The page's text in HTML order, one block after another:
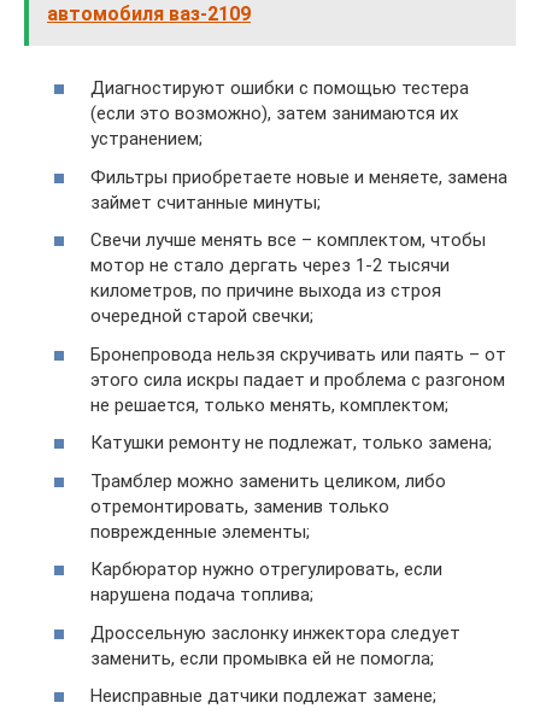
автомобиля ваз-2109
Диагностируют ошибки с помощью тестера
(если это возможно), затем занимаются их
устранением;
Фильтры приобретаете новые и меняете, замена
займет считанные минуты;
Свечи лучше менять все – комплектом, чтобы
мотор не стало дергать через 1-2 тысячи
километров, по причине выхода из строя
очередной старой свечки;
Бронепровода нельзя скручивать или паять – от
этого сила искры падает и проблема с разгоном
не решается, только менять, комплектом;
Катушки ремонту не подлежат, только замена;
Трамблер можно заменить целиком, либо
отремонтировать, заменив только
поврежденные элементы;
Карбюратор нужно отрегулировать, если
нарушена подача топлива;
Дроссельную заслонку инжектора следует
заменить, если промывка ей не помогла;
Неисправные датчики подлежат замене;